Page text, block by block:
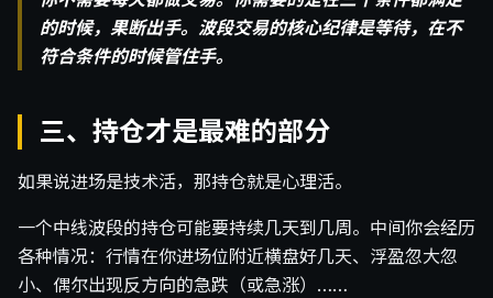
的时候，果断出手。波段交易的核心纪律是等待，在不
符合条件的时候管住手。
三、持仓才是最难的部分
如果说进场是技术活，那持仓就是心理活。
一个中线波段的持仓可能要持续几天到几周。中间你会经历
各种情况：行情在你进场位附近横盘好几天、浮盈忽大忽
小、偶尔出现反方向的急跌（或急涨）……